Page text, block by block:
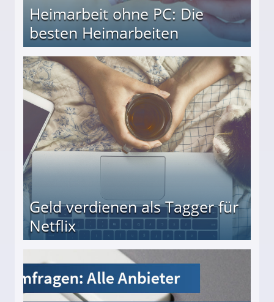
Heimarbeit ohne PC: Die
besten Heimarbeiten
Geld verdienen als Tagger für
Netflix